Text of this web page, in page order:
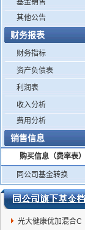
基金销售
其他公告
财务报表
财务指标
资产负债表
利润表
收入分析
费用分析
销售信息
购买信息（费率表）
同公司基金转换
光大健康优加混合C